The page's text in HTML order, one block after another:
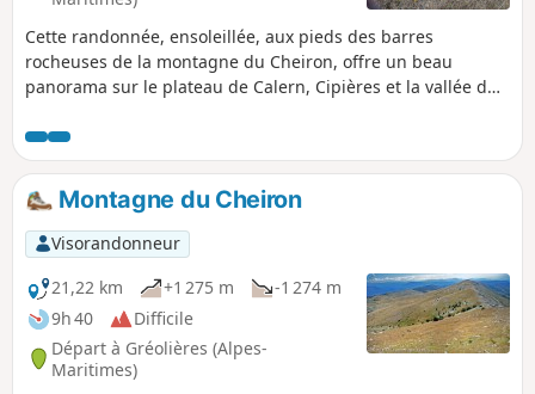
Cette randonnée, ensoleillée, aux pieds des barres
rocheuses de la montagne du Cheiron, offre un beau
panorama sur le plateau de Calern, Cipières et la vallée du
route D2, puis montée vers la Font d'Antony pour descendre
vers les ruines de l'ancien village médiéval des Hautes-
Gréolières où l'on peut encore admirer la Chapelle Saint-
Étienne. Puis descente par un large sentier caillouteux qui
amène rapidement au village et au point de départ. Après
cette incursion dans le passé, promenez vous dans les
ruelles animées du village actuel.
Montagne du Cheiron
Visorandonneur
21,22 km
+1 275 m
-1 274 m
9h 40
Difficile
Départ à Gréolières (Alpes-
Maritimes)